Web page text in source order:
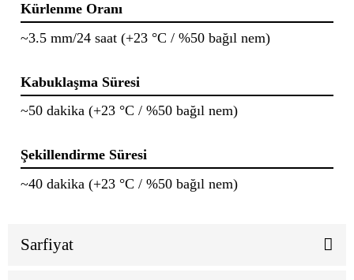
Kürlenme Oranı
~3.5 mm/24 saat (+23 °C / %50 bağıl nem)
Kabuklaşma Süresi
~50 dakika (+23 °C / %50 bağıl nem)
Şekillendirme Süresi
~40 dakika (+23 °C / %50 bağıl nem)
Sarfiyat